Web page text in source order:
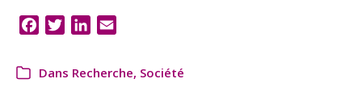
e
t
k
i
Dans Recherche, Société